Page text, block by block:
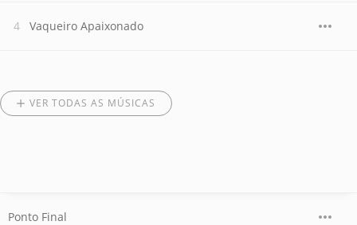
Vaqueiro Apaixonado
VER TODAS AS MÚSICAS
Ponto Final